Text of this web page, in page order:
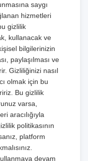
saygı
hizmetleri
gizlilik
kullanacak ve
bilgilerinizin
paylaşılması ve
Gizliliğinizi nasıl
olmak için bu
Bu gizlilik
varsa,
aracılığıyla
politikasının
platform
devam